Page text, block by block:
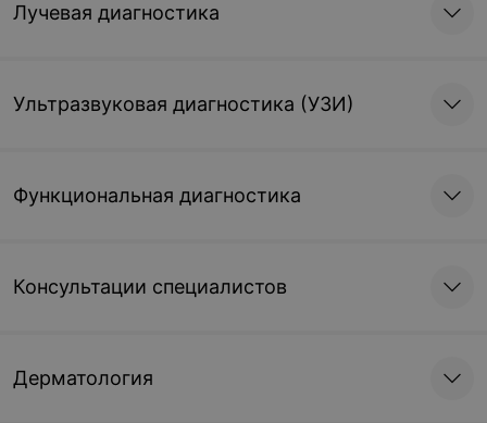
Лучевая диагностика
Ультразвуковая диагностика (УЗИ)
Функциональная диагностика
Консультации специалистов
Дерматология